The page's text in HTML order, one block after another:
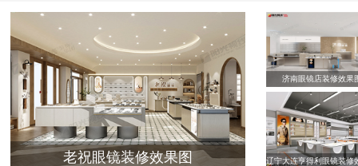
老祝眼镜装修效果图
济南眼镜店装修效果
辽宁大连亨得利眼镜装修